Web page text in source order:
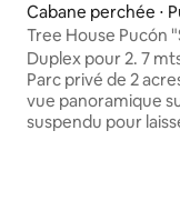
Cabane perchée ⋅
Tree House Pucón
Duplex deluxe
Duplex pour 2. 7 mts au-dessus du sol.
Parc privé de 2
vue panoramique
suspendu pour